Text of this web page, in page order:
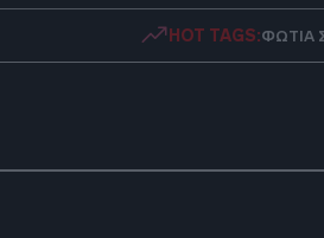
HOT TAGS:ΦΩΤΙΑ